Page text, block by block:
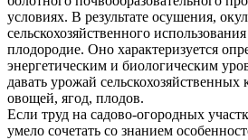
условиях. В результате осушения,
сельскохозяйственного
плодородие. Оно характеризуется
энергетическим и биологическим
давать урожай сельскохозяйственных
овощей, ягод, плодов.
Если труд на садово-огородных
умело сочетать со знанием